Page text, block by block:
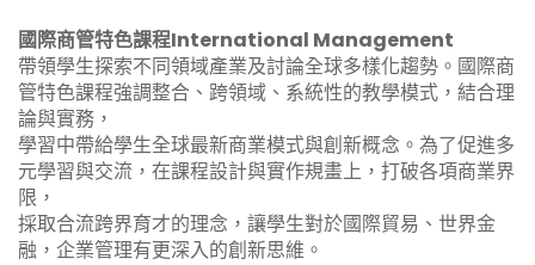
國際商管特色課程International Management
帶領學生探索不同領域產業及討論全球多樣化趨勢。國際商
管特色課程強調整合、跨領域、系統性的教學模式，結合理
論與實務，
學習中帶給學生全球最新商業模式與創新概念。為了促進多
元學習與交流，在課程設計與實作規畫上，打破各項商業界
限，
採取合流跨界育才的理念，讓學生對於國際貿易、世界金
融，企業管理有更深入的創新思維。